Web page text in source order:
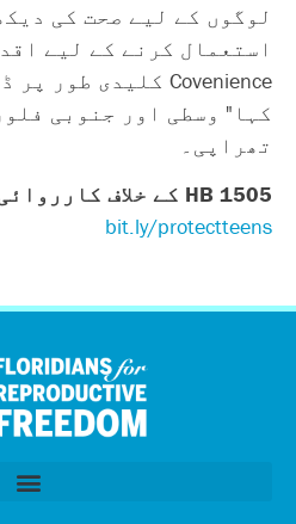
لوگوں کے لیے صحت کی
استعمال کرنے کے لیے
کہا" وسطی اور جنوبی
تھراپی۔
HB 1505 کے خلاف کارروائی کریں۔
bit.ly/protectteens